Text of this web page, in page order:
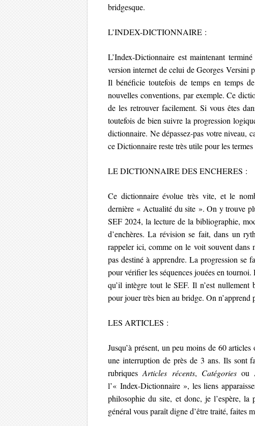
bridgesque.
L’INDEX-DICTIONNAIRE :
L’Index-Dictionnaire est maintenant
version internet de celui de Georges Versini
Il bénéficie toutefois de temps en temps
nouvelles conventions, par exemple. Ce
de les retrouver facilement. Si vous êtes
toutefois de bien suivre la progression
dictionnaire. Ne dépassez-pas votre niveau,
ce Dictionnaire reste très utile pour les
LE DICTIONNAIRE DES ENCHERES :
Ce dictionnaire évolue très vite, et le
dernière « Actualité du site ». On y trouve
SEF 2024, la lecture de la bibliographie,
d’enchères. La révision se fait, dans un
rappeler ici, comme on le voit souvent dans
pas destiné à apprendre. La progression se
pour vérifier les séquences jouées en
qu’il intègre tout le SEF. Il n’est
pour jouer très bien au bridge. On
LES ARTICLES :
Jusqu’à présent, un peu moins de 60
une interruption de près de 3 ans. Ils sont
rubriquesArticles récents, Catégories ou
l’« Index-Dictionnaire », les liens
philosophie du site, et donc, je l’espère,
général vous paraît digne d’être traité, faites